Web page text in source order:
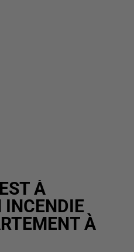
À
INCENDIE
À